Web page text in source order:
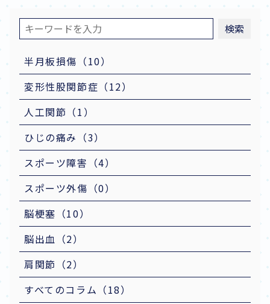
検索
半月板損傷（10）
変形性股関節症（12）
人工関節（1）
ひじの痛み（3）
スポーツ障害（4）
スポーツ外傷（0）
脳梗塞（10）
脳出血（2）
肩関節（2）
すべてのコラム（18）